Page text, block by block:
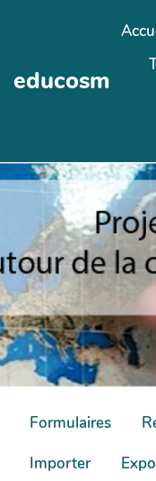
Aller au contenu
educosm
Formulaires
Importer